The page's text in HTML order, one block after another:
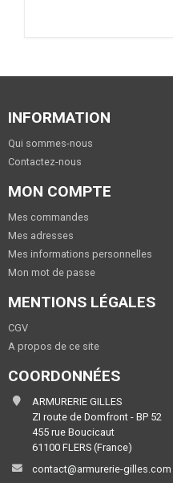
INFORMATION
Qui sommes-nous
Contactez-nous
MON COMPTE
Mes commandes
Mes adresses
Mes informations personnelles
Mon mot de passe
MENTIONS LÉGALES
CGV
A propos de ce site
COORDONNÉES
ARMURERIE GILLES
ZI route de Domfront - BP 52
455 rue Boucicaut
61100 FLERS (France)
contact@armurerie-gilles.com